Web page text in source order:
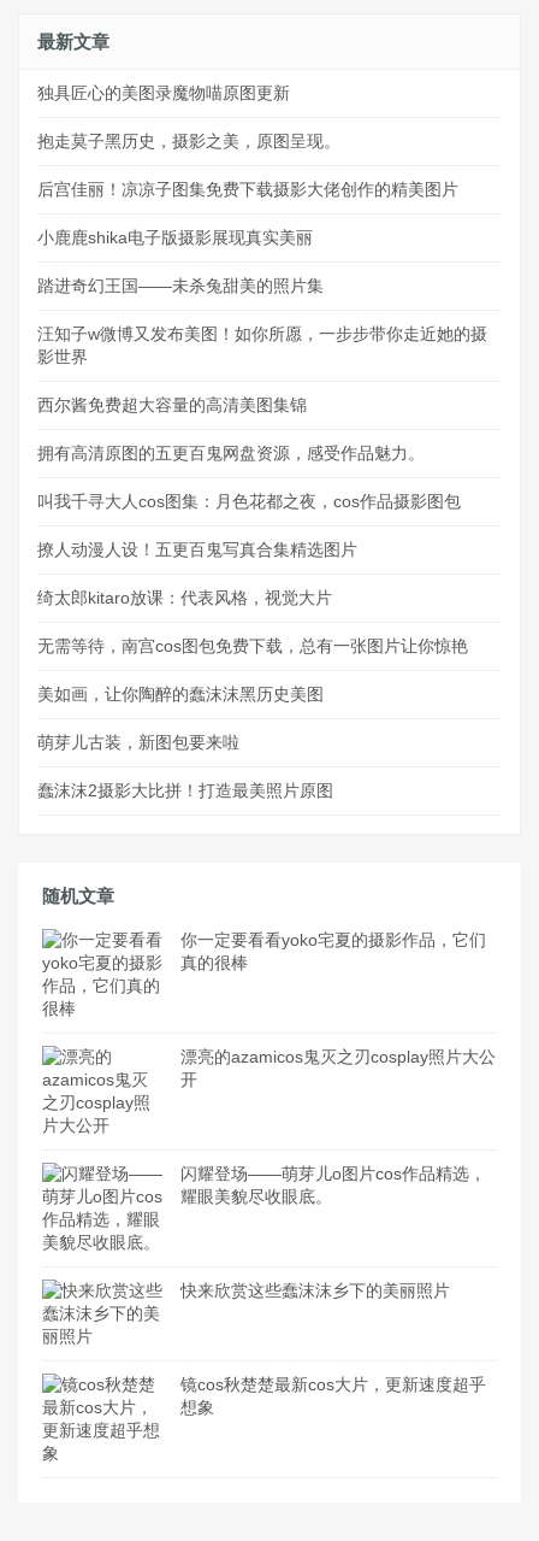
最新文章
独具匠心的美图录魔物喵原图更新
抱走莫子黑历史，摄影之美，原图呈现。
后宫佳丽！凉凉子图集免费下载摄影大佬创作的精美图片
小鹿鹿shika电子版摄影展现真实美丽
踏进奇幻王国——未杀兔甜美的照片集
汪知子w微博又发布美图！如你所愿，一步步带你走近她的摄
影世界
西尔酱免费超大容量的高清美图集锦
拥有高清原图的五更百鬼网盘资源，感受作品魅力。
叫我千寻大人cos图集：月色花都之夜，cos作品摄影图包
撩人动漫人设！五更百鬼写真合集精选图片
绮太郎kitaro放课：代表风格，视觉大片
无需等待，南宫cos图包免费下载，总有一张图片让你惊艳
美如画，让你陶醉的蠢沫沫黑历史美图
萌芽儿古装，新图包要来啦
蠢沫沫2摄影大比拼！打造最美照片原图
随机文章
你一定要看看yoko宅夏的摄影作品，它们
真的很棒
漂亮的azamicos鬼灭之刃cosplay照片大公
开
闪耀登场——萌芽儿o图片cos作品精选，
耀眼美貌尽收眼底。
快来欣赏这些蠢沫沫乡下的美丽照片
镜cos秋楚楚最新cos大片，更新速度超乎
想象